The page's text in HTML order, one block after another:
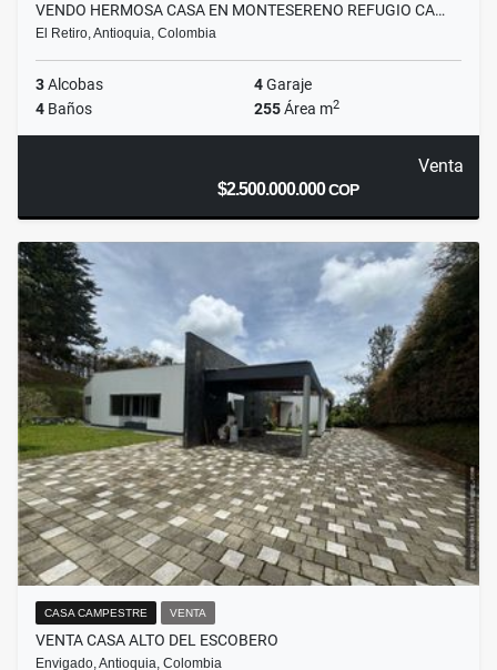
VENDO HERMOSA CASA EN MONTESERENO REFUGIO CA…
El Retiro, Antioquia, Colombia
3Alcobas 4Garaje
4 Baños 255Área m2
Venta
$2.500.000.000COP
CASA CAMPESTRE VENTA
VENTA CASA ALTO DEL ESCOBERO
Envigado, Antioquia, Colombia